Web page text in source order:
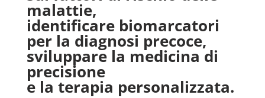
malattie,
identificare biomarcatori
per la diagnosi precoce,
sviluppare la medicina di
precisione
e la terapia personalizzata.